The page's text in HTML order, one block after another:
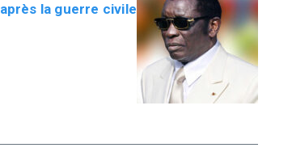
après la guerre civile